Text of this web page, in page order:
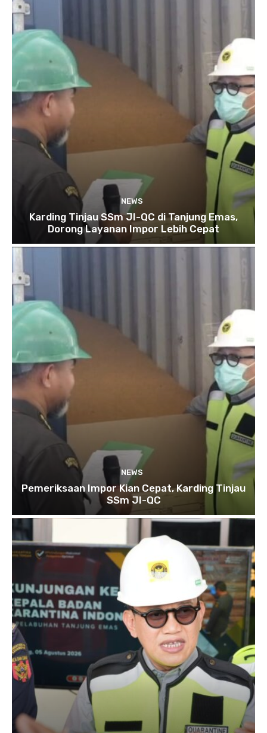
NEWS
Karding Tinjau SSm JI-QC di Tanjung Emas,
Dorong Layanan Impor Lebih Cepat
NEWS
Pemeriksaan Impor Kian Cepat, Karding Tinjau
SSm JI-QC